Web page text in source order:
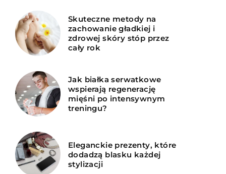
Skuteczne metody na
zachowanie gładkiej i
zdrowej skóry stóp przez
cały rok
Jak białka serwatkowe
wspierają regenerację
mięśni po intensywnym
treningu?
Eleganckie prezenty, które
dodadzą blasku każdej
stylizacji